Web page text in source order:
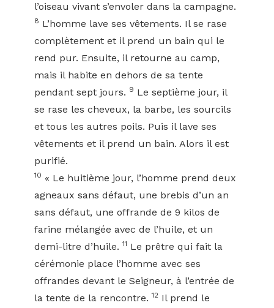
l’oiseau vivant s’envoler dans la campagne.
8 L’homme lave ses vêtements. Il se rase
complètement et il prend un bain qui le
rend pur. Ensuite, il retourne au camp,
mais il habite en dehors de sa tente
pendant sept jours. 9 Le septième jour, il
se rase les cheveux, la barbe, les sourcils
et tous les autres poils. Puis il lave ses
vêtements et il prend un bain. Alors il est
purifié.
10 « Le huitième jour, l’homme prend deux
agneaux sans défaut, une brebis d’un an
sans défaut, une offrande de 9 kilos de
farine mélangée avec de l’huile, et un
demi-litre d’huile.11 Le prêtre qui fait la
cérémonie place l’homme avec ses
offrandes devant le Seigneur, à l’entrée de
la tente de la rencontre.12 Il prend le